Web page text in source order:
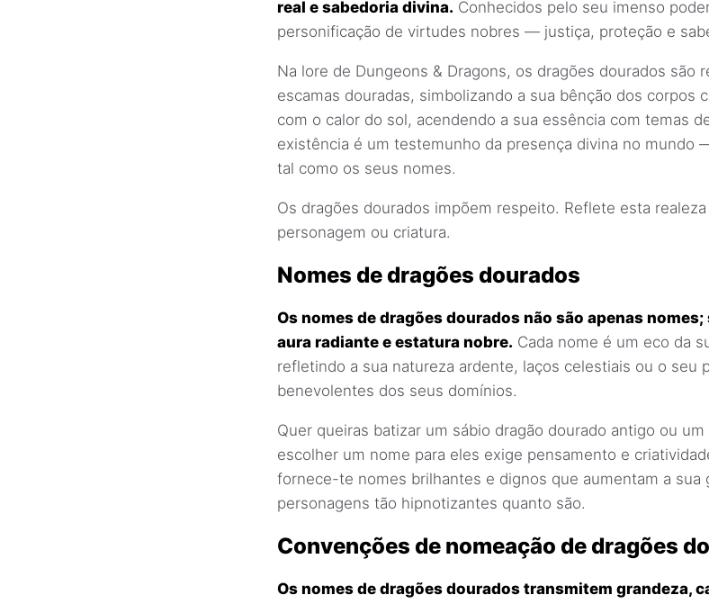
real e sabedoria divina. Conhecidos pelo seu imenso
personificação de virtudes nobres — justiça, proteção e
Na lore de Dungeons & Dragons, os dragões dourados são
escamas douradas, simbolizando a sua bênção dos corpos
com o calor do sol, acendendo a sua essência com temas
existência é um testemunho da presença divina no mundo
tal como os seus nomes.
Os dragões dourados impõem respeito. Reflete esta
personagem ou criatura.
Nomes de dragões dourados
Os nomes de dragões dourados não são apenas
aura radiante e estatura nobre. Cada nome é um eco da
refletindo a sua natureza ardente, laços celestiais ou o seu
benevolentes dos seus domínios.
Quer queiras batizar um sábio dragão dourado antigo ou
escolher um nome para eles exige pensamento e
fornece-te nomes brilhantes e dignos que aumentam a sua
personagens tão hipnotizantes quanto são.
Convenções de nomeação de dragões
Os nomes de dragões dourados transmitem grandeza,